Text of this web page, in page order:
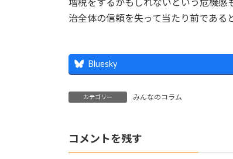
治全体の信頼を失って当たり前である
Bluesky
カテゴリー みんなのコラム
コメントを残す